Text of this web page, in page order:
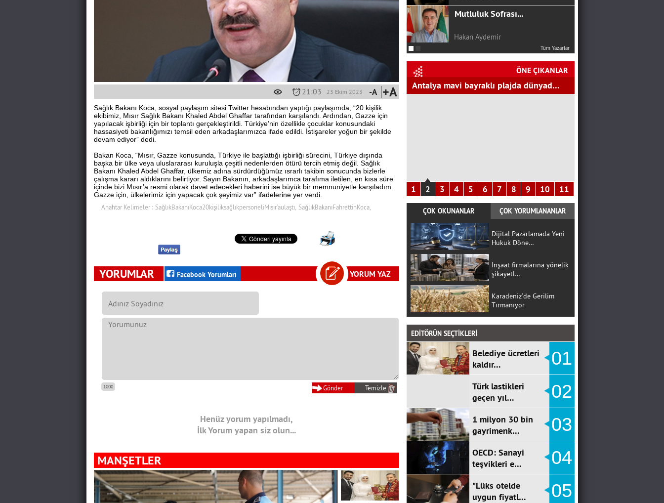
23 Ekim 2023
21:03 -A +A
Sağlık Bakanı Koca, sosyal paylaşım sitesi Twitter hesabından yaptığı paylaşımda, “20 kişilik
ekibimiz, Mısır Sağlık Bakanı Khaled Abdel Ghaffar tarafından karşılandı. Ardından, Gazze için
yapılacak işbirliği için bir toplantı gerçekleştirildi. Türkiye’nin özellikle çocuklar konusundaki
hassasiyeti bakanlığımızı temsil eden arkadaşlarımızca ifade edildi. İstişareler yoğun bir şekilde
devam ediyor” dedi.
Bakan Koca, “Mısır, Gazze konusunda, Türkiye ile başlattığı işbirliği sürecini, Türkiye dışında
başka bir ülke veya uluslararası kuruluşla çeşitli nedenlerden ötürü tercih etmiş değil. Sağlık
Bakanı Khaled Abdel Ghaffar, ülkemiz adına sürdürdüğümüz ısrarlı takibin sonucunda bizlerle
çalışma kararı aldıklarını belirtiyor. Sayın Bakanın, arkadaşlarımca tarafıma iletilen, en kısa süre
içinde bizi Mısır’a resmi olarak davet edecekleri haberini ise büyük bir memnuniyetle karşıladım.
Gazze için, ülkelerimiz için yapacak çok şeyimiz var” ifadelerine yer verdi.
Anahtar Kelimeler : SağlıkBakanıKoca20kişiliksağlıkpersoneliMısır’aulaştı, SağlıkBakanıFahrettinKoca,
YORUMLAR Facebook Yorumları YORUM YAZ
1000
Henüz yorum yapılmadı,
İlk Yorum yapan siz olun...
MANŞETLER
NEREYE KADAR!
Ali Osman Aslantürk
24 HAZİRAN’DAN SONRA
CHP…
Mutluluk Sofrası...
Tüm Yazarlar
ÖNE ÇIKANLAR
Antalya mavi bayraklı plajda dünyad…
1 2 3 4 5 6 7 8 9 10 11
ÇOK OKUNANLAR ÇOK YORUMLANANLAR
Dijital Pazarlamada Yeni
Hukuk Döne…
İnşaat firmalarına yönelik
şikayetl…
Karadeniz’de Gerilim
Tırmanıyor
EDİTÖRÜN SEÇTİKLERİ
Belediye ücretleri
kaldır…
01
Türk lastikleri
geçen yıl…
02
1 milyon 30 bin
gayrimenk…
03
OECD: Sanayi
teşvikleri e…
04
"Lüks otelde
uygun fiyatl…
05